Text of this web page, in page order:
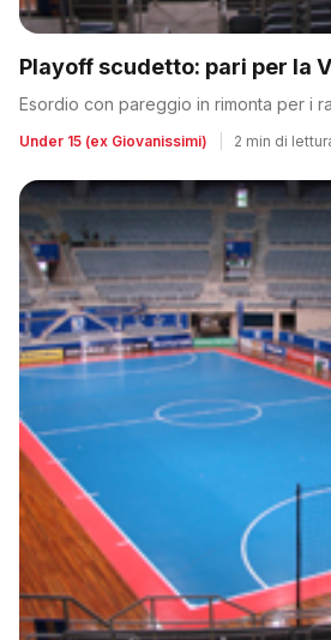
Playoff scudetto: pari per la
Esordio con pareggio in rimonta per i
Under 15 (ex Giovanissimi) 2 min di